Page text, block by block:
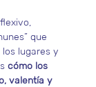
que
lugares y
cómo los
valentía y